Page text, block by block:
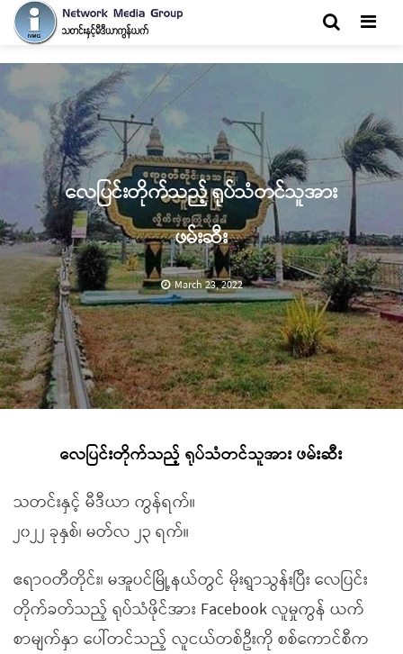
လေပြင်းတိုက်သည့် ရုပ်သံတင်သူအား
ဖမ်းဆီး
March 23, 2022
လေပြင်းတိုက်သည့် ရုပ်သံတင်သူအား ဖမ်းဆီး
သတင်းနှင့် မီဒီယာ ကွန်ရက်။
၂၀၂၂ ခုနှစ်၊ မတ်လ ၂၃ ရက်။
ဧရာဝတီတိုင်း၊ မအူပင်မြို့နယ်တွင် မိုးရွာသွန်းပြီး လေပြင်း
တိုက်ခတ်သည့် ရုပ်သံဖိုင်အား Facebook လူမှုကွန် ယက်
စာမျက်နှာ ပေါ်တင်သည့် လူငယ်တစ်ဦးကို စစ်ကောင်စီက